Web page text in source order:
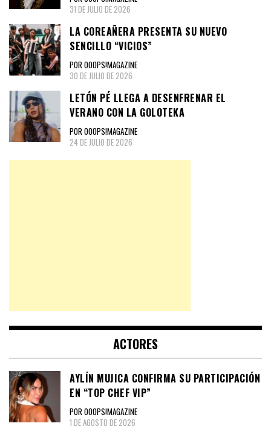
31 DE JULIO DE 2026
LA COREAÑERA PRESENTA SU NUEVO
SENCILLO “VICIOS”
POR OOOPS!MAGAZINE
30 DE JULIO DE 2026
LETÓN PÉ LLEGA A DESENFRENAR EL
VERANO CON LA GOLOTEKA
POR OOOPS!MAGAZINE
24 DE JULIO DE 2026
ACTORES
AYLÍN MUJICA CONFIRMA SU PARTICIPACIÓN
EN “TOP CHEF VIP”
POR OOOPS!MAGAZINE
1 DE AGOSTO DE 2026